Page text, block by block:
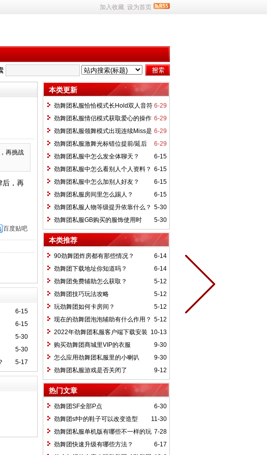
加入收藏 设为首页
再挑战
后，再
百度贴吧
6-15
6-15
5-30
5-30
5-17
本类更新
6-29
劲舞团私服恰恰模式长Hold双人音符
同步操作技巧？
6-29
劲舞团私服情侣模式获取爱心的操作
判定条件是什么？
6-29
劲舞团私服领舞模式出现连续Miss是
什么原因？
6-29
劲舞团私服激舞光标错位提前/延后
按空格怎么补救？
6-15
劲舞团私服中怎么发全体聊天？
6-15
劲舞团私服中怎么看别人个人资料？
6-15
劲舞团私服中怎么加别人好友？
6-15
劲舞团私服房间里怎么踢人？
5-30
劲舞团私服人物等级提升依靠什么？
5-30
劲舞团私服GB购买的服饰使用时
限？
本类推荐
6-14
90劲舞团炸房都有那些情况？
6-14
劲舞团下载地址你知道吗？
5-12
劲舞团免费辅助怎么获取？
5-12
劲舞团技巧玩法攻略
5-12
玩劲舞团如何卡房间？
5-12
现在的劲舞团泡泡辅助有什么作用？
10-13
2022年劲舞团私服客户端下载安装
9-30
购买劲舞团商城里VIP的衣服
9-30
怎么应用劲舞团私服里的小喇叭
9-12
劲舞团私服游戏是否关闭了
热门文章
6-30
劲舞团SF全部P点
11-30
劲舞团sf中的鞋子可以改变造型
吗？
7-28
劲舞团私服单机版有哪些不一样的玩
法
6-17
劲舞团快速升级有哪些方法？